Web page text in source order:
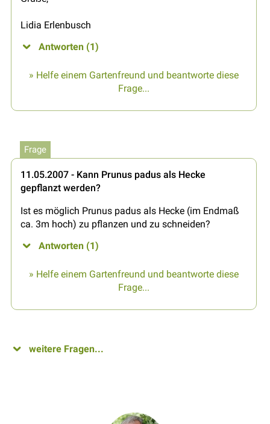
Lidia Erlenbusch
Antworten (1)
» Helfe einem Gartenfreund und beantworte diese
Frage...
Frage
11.05.2007 - Kann Prunus padus als Hecke
gepflanzt werden?
Ist es möglich Prunus padus als Hecke (im Endmaß
ca. 3m hoch) zu pflanzen und zu schneiden?
Antworten (1)
» Helfe einem Gartenfreund und beantworte diese
Frage...
weitere Fragen...